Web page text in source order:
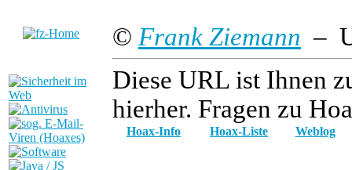
© Frank Ziemann –
Diese URL ist Ihnen
hierher. Fragen zu
Hoax-Info Hoax-Liste Weblog